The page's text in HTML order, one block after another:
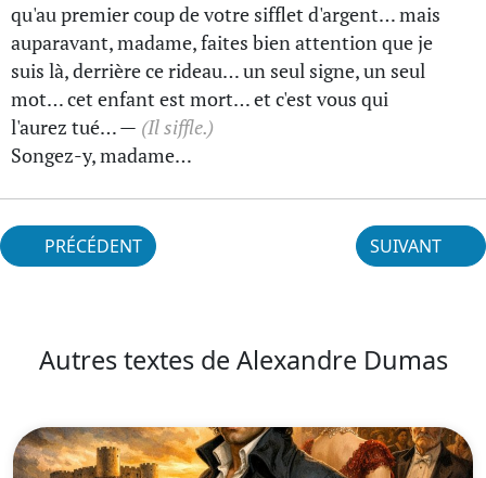
qu'au premier coup de votre sifflet d'argent… mais
auparavant, madame, faites bien attention que je
suis là, derrière ce rideau… un seul signe, un seul
mot… cet enfant est mort… et c'est vous qui
l'aurez tué… — (Il siffle.)
Songez-y, madame…
PRÉCÉDENT SUIVANT
Autres textes de Alexandre Dumas